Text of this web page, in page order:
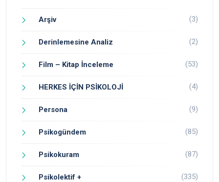
Arşiv (3)
Derinlemesine Analiz (2)
Film – Kitap İnceleme (53)
HERKES İÇİN PSİKOLOJİ (4)
Persona (9)
Psikogündem (85)
Psikokuram (87)
Psikolektif + (335)